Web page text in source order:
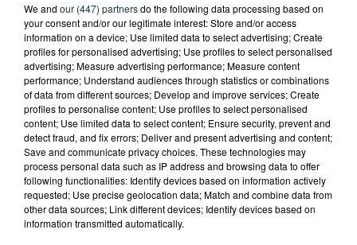
Tarif Payant
En famille, seul ou entre amis, le Lab71 à Dompierre-
les-Ormes vous invite toutes les semaines à découvrir
les sciences et le développement durable au travers
d'ateliers d’animation scientifiques sur réservation.
We and our (447) partnersdo the following data processing based on
your consent and/or our legitimate interest: Store and/or access
information on a device; Use limited data to select advertising; Create
profiles for personalised advertising; Use profiles to select personalised
advertising; Measure advertising performance; Measure content
performance; Understand audiences through statistics or combinations
of data from different sources; Develop and improve services; Create
profiles to personalise content; Use profiles to select personalised
content; Use limited data to select content; Ensure security, prevent and
detect fraud, and fix errors; Deliver and present advertising and content;
Save and communicate privacy choices. These technologies may
process personal data such as IP address and browsing data to offer
following functionalities: Identify devices based on information actively
requested; Use precise geolocation data; Match and combine data from
other data sources; Link different devices; Identify devices based on
information transmitted automatically.